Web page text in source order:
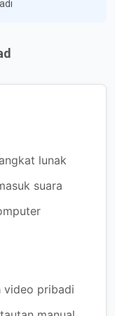
lunak
suara
video pribadi